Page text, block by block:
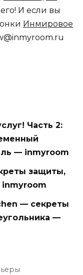
И если вы
Инмировое
Часть 2:
— inmyroom
защиты,
— секреты
—